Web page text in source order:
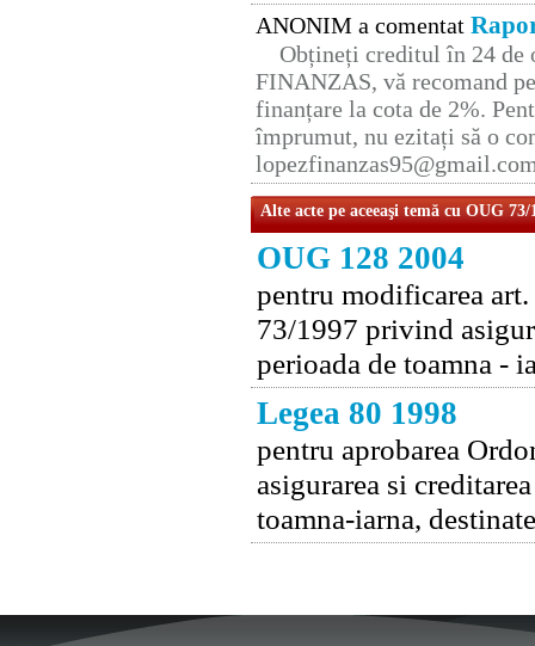
ANONIM a comentat
Obțineți creditul în 24 de
FINANZAS, vă recomand
finanțare la cota de 2%.
împrumut, nu ezitați să o
Alte acte pe aceeaşi temă cu OUG 73/
OUG 128 2004
pentru modificarea
73/1997 privind
perioada de toamna -
Legea 80 1998
pentru aprobarea
asigurarea si
toamna-iarna,